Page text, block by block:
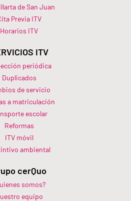
de San Juan
Previa ITV
Horarios ITV​
ITV
periódica
Duplicados
de servicio
a matriculación
escolar
Reformas
ITV móvil
ambiental
cerQuo
somos?
equipo